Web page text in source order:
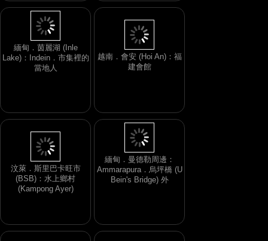
緬甸．茵麗湖 (Inle
Lake)：Indein．市集裡的
當地人
越南．會安 (Hoi An)：福
建會館
汶萊．斯里巴卡旺市
(BSB)：水上鄉村
(Kampong Ayer)
緬甸．曼德勒周邊：
Ammarapura．烏坪橋 (U
Bein's Bridge) 外